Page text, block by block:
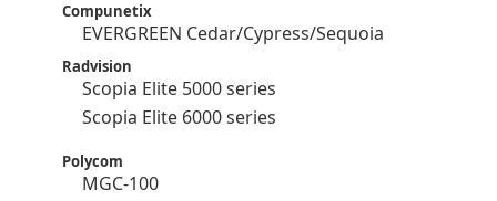
Compunetix
EVERGREEN Cedar/Cypress/Sequoia
Radvision
Scopia Elite 5000 series
Scopia Elite 6000 series
Polycom
MGC-100